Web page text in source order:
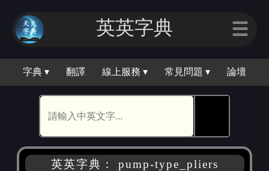
英英字典 ☰
字典 ▾ 翻譯 線上服務 ▾ 常見問題 ▾ 論壇
英英字典： pump-type_pliers